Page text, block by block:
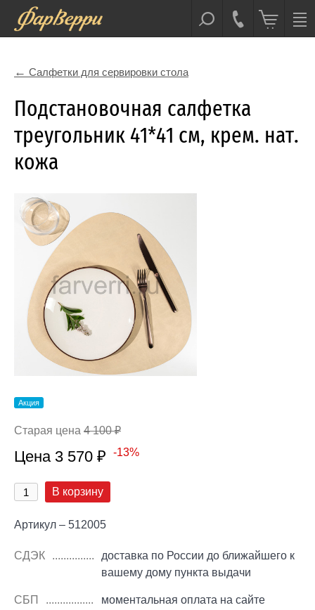
Салфетки для сервировки стола
Подстановочная салфетка
треугольник 41*41 см, крем. нат.
кожа
Акция
Старая цена 4 100 ₽
Цена 3 570 ₽ -13%
В корзину
Артикул – 512005
СДЭК
доставка по России до ближайшего к
вашему дому пункта выдачи
СБП
моментальная оплата на сайте